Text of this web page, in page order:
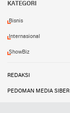
KATEGORI
Bisnis
Internasional
ShowBiz
REDAKSI
PEDOMAN MEDIA SIBER